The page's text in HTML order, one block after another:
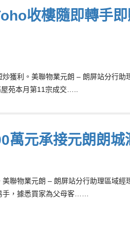
收樓隨即轉手
獲利。美聯物業元朗 – 朗屏站分行
苑本月第11宗成交…..
萬元承接元朗朗城
聯物業元朗 – 朗屏站分行助理區域
手，據悉買家為父母客……